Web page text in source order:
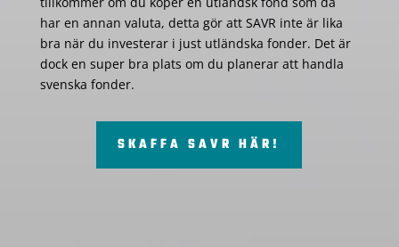
har en annan valuta, detta gör att SAVR inte är lika
bra när du investerar i just utländska fonder. Det är
dock en super bra plats om du planerar att handla
svenska fonder.
SKAFFA SAVR HÄR!